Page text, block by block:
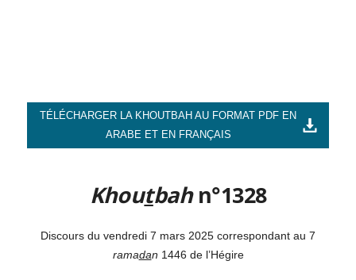
TÉLÉCHARGER LA KHOUTBAH AU FORMAT PDF EN
ARABE ET EN FRANÇAIS
Khoutbahn°1328
Discours du vendredi 7 mars 2025 correspondant au 7
ramadan 1446 de l’Hégire